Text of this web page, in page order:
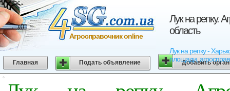
Лук на репку.
область
Лук на репку -
площади,
Агросправочник online
Главная Подать объявление Добавить